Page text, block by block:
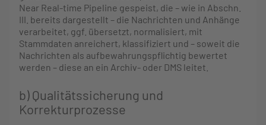
Near Real-time Pipeline gespeist, die – wie in Abschn.
III. bereits dargestellt – die Nachrichten und Anhänge
verarbeitet, ggf. übersetzt, normalisiert, mit
Stammdaten anreichert, klassifiziert und – soweit die
Nachrichten als aufbewahrungspflichtig bewertet
werden – diese an ein Archiv- oder DMS leitet.
b) Qualitätssicherung und
Korrekturprozesse